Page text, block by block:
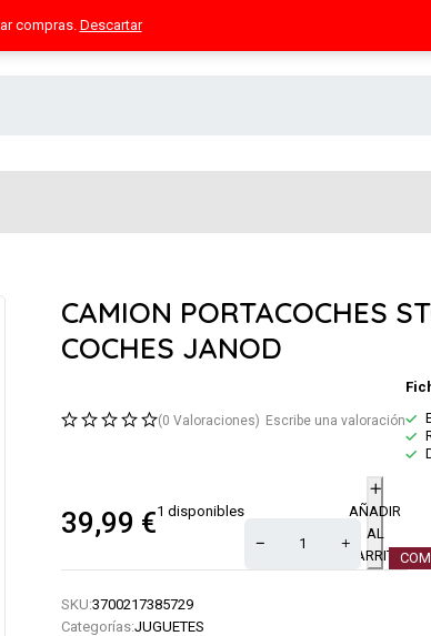
compras. Descartar
CAMION PORTACOCHES
COCHES JANOD
(0 Valoraciones) Escribe una valoración
39,99 €1 disponibles
AÑADIR
AL
CARRITO
SKU:3700217385729
Categorías:JUGUETES